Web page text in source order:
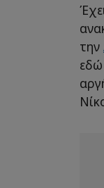
την
εδώ